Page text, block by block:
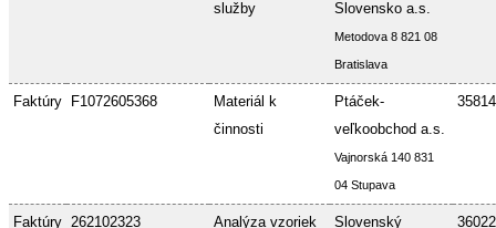
služby
Slovensko a.s.
Metodova 8 821 08
Bratislava
Faktúry F1072605368
Materiál k
činnosti
Ptáček-
veľkoobchod a.s.
Vajnorská 140 831
04 Stupava
Faktúry 262102323 Analýza vzoriek Slovenský